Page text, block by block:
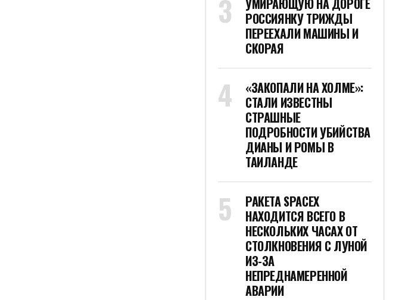
УМИРАЮЩУЮ НА ДОРОГЕ
РОССИЯНКУ ТРИЖДЫ
ПЕРЕЕХАЛИ МАШИНЫ И
СКОРАЯ
«ЗАКОПАЛИ НА ХОЛМЕ»:
СТАЛИ ИЗВЕСТНЫ
СТРАШНЫЕ
ПОДРОБНОСТИ УБИЙСТВА
ДИАНЫ И РОМЫ В
ТАИЛАНДЕ
РАКЕТА SPACEX
НАХОДИТСЯ ВСЕГО В
НЕСКОЛЬКИХ ЧАСАХ ОТ
СТОЛКНОВЕНИЯ С ЛУНОЙ
ИЗ-ЗА
НЕПРЕДНАМЕРЕННОЙ
АВАРИИ